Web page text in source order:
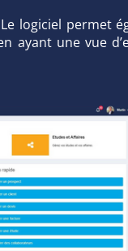
logiciel permet
une vue